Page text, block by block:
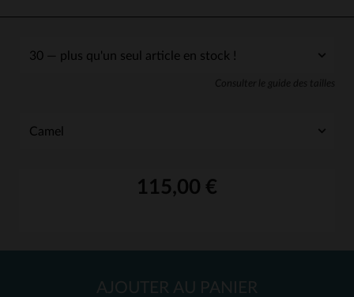
Consulter le guide des tailles
115,00 €
AJOUTER AU PANIER